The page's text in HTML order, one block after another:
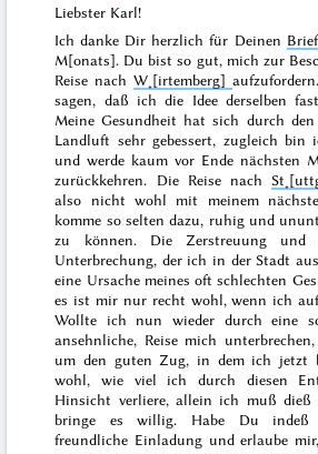
Liebster Karl!
Ich danke Dir herzlich für Deinen Brief
M[onats]. Du bist so gut, mich zur
Reise nach W˖[irtemberg]
sagen, daß ich die Idee derselben
Meine Gesundheit hat sich durch
Landluft sehr gebessert, zugleich
und werde kaum vor Ende nächsten
zurückkehren. Die Reise nach
also nicht wohl mit meinem
komme so selten dazu, ruhig und
zu können. Die Zerstreuung und
Unterbrechung, der ich in der Stadt
eine Ursache meines oft schlechten
es ist mir nur recht wohl, wenn ich
Wollte ich nun wieder durch eine
ansehnliche, Reise mich unterbrechen,
um den guten Zug, in dem ich jetzt
wohl, wie viel ich durch diesen
Hinsicht verliere, allein ich muß dieß
bringe es willig. Habe Du
freundliche Einladung und erlaube